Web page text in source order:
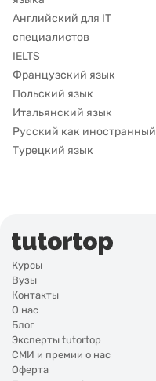
Английский для IT
специалистов
IELTS
Французский язык
Польский язык
Итальянский язык
Русский как иностранный
Турецкий язык
Курсы
Вузы
Контакты
О нас
Блог
Эксперты tutortop
СМИ и премии о нас
Оферта